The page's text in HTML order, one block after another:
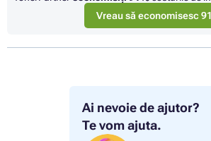
Ai nevoie de ajutor?
Te vom ajuta.
Vreau să economisesc